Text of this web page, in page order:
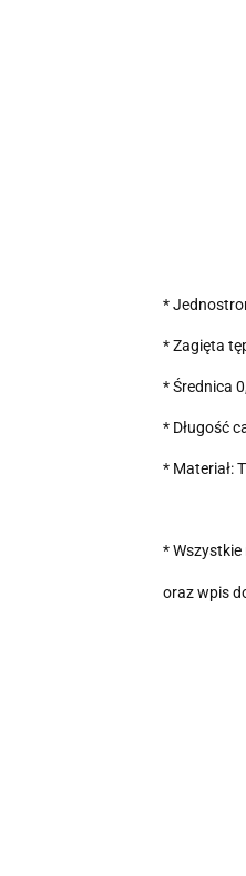
*
* Zagięta
* Średnica
* Długość
* Materiał:
* Wszystkie
oraz wpis